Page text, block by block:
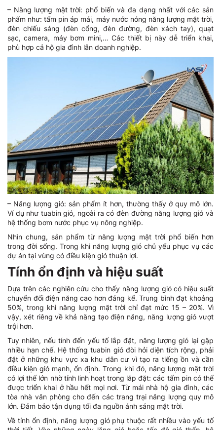
– Năng lượng mặt trời: phổ biến và đa dạng nhất với các sản
phẩm như: tấm pin áp mái, máy nước nóng năng lượng mặt trời,
đèn chiếu sáng (đèn cổng, đèn đường, đèn xách tay), quạt
sạc, camera, máy bơm mini,… Các thiết bị này dễ triển khai,
phù hợp cả hộ gia đình lẫn doanh nghiệp.
– Năng lượng gió: sản phẩm ít hơn, thường thấy ở quy mô lớn.
Ví dụ như tuabin gió, ngoài ra có đèn đường năng lượng gió và
hệ thống bơm nước phục vụ nông nghiệp.
Nhìn chung, sản phẩm từ năng lượng mặt trời phổ biến hơn
trong đời sống. Trong khi năng lượng gió chủ yếu phục vụ các
dự án tại vùng có điều kiện gió thuận lợi.
Tính ổn định và hiệu suất
Dựa trên các nghiên cứu cho thấy năng lượng gió có hiệu suất
chuyển đổi điện năng cao hơn đáng kể. Trung bình đạt khoảng
50%, trong khi năng lượng mặt trời chỉ đạt mức 15 – 20%. Vì
vậy, xét riêng về khả năng tạo điện năng, năng lượng gió vượt
trội hơn.
Tuy nhiên, nếu tính đến yếu tố lắp đặt, năng lượng gió lại gặp
nhiều hạn chế. Hệ thống tuabin gió đòi hỏi diện tích rộng, phải
đặt ở những khu vực xa khu dân cư vì tạo ra tiếng ồn và cần
điều kiện gió mạnh, ổn định. Trong khi đó, năng lượng mặt trời
có lợi thế lớn nhờ tính linh hoạt trong lắp đặt: các tấm pin có thể
được triển khai ở hầu hết mọi nơi. Từ mái nhà hộ gia đình, các
tòa nhà văn phòng cho đến các trang trại năng lượng quy mô
lớn. Đảm bảo tận dụng tối đa nguồn ánh sáng mặt trời.
Về tính ổn định, năng lượng gió phụ thuộc rất nhiều vào yếu tố